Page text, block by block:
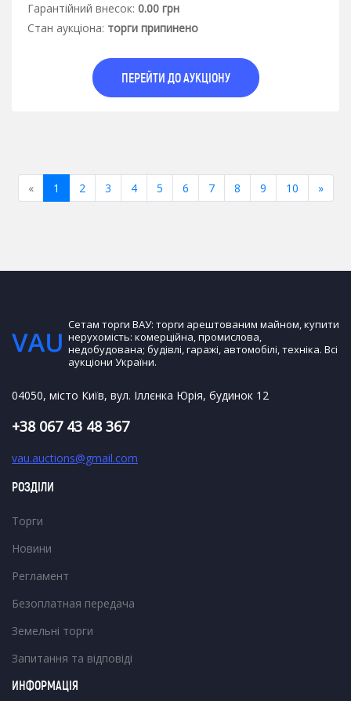
Гарантiйний внесок: 0.00 грн
Стан аукцiона: торги припинено
ПЕРЕЙТИ ДО АУКЦІОНУ
«Previous
1 2 3 4 5 6 7 8 9 10 »Next
РОЗДІЛИ
Торги
Новини
Регламент
Безоплатная передача
Земельні торги
Запитання та відповіді
ИНФОРМАЦІЯ
Сетам торги ВАУ: торги арештованим майном, купити
нерухомість: комерційна, промислова,
недобудована; будівлі, гаражі, автомобілі, техніка. Всі
аукціони України.
04050, місто Київ, вул. Іллєнка Юрія, будинок 12
+38 067 43 48 367
vau.auctions@gmail.com